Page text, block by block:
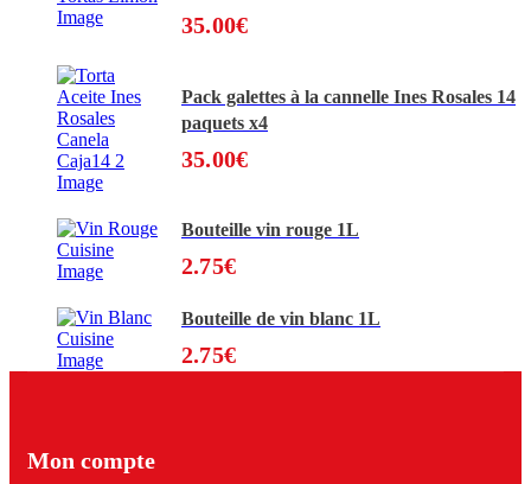
35.00€
Pack galettes à la cannelle Ines Rosales 14
paquets x4
35.00€
Bouteille vin rouge 1L
2.75€
Bouteille de vin blanc 1L
2.75€
Mon compte